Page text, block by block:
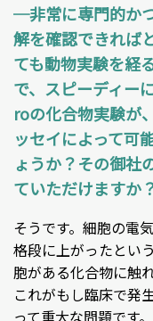
─非常に専門的か
解を確認できれば
ても動物実験を経
で、スピーディー
roの化合物実験が
ッセイによって可
ょうか？その御社
ていただけますか
そうです。細胞の電
格段に上がったとい
胞がある化合物に触
これがもし臨床で発
って重大な問題です